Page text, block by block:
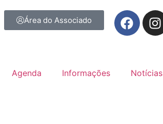
Área do Associado
Agenda Informações Notícias